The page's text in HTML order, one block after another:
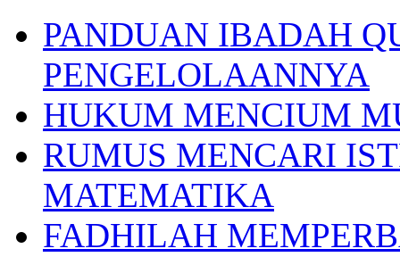
PANDUAN IBADAH
PENGELOLAANNYA
HUKUM MENCIUM
RUMUS MENCARI
MATEMATIKA
FADHILAH